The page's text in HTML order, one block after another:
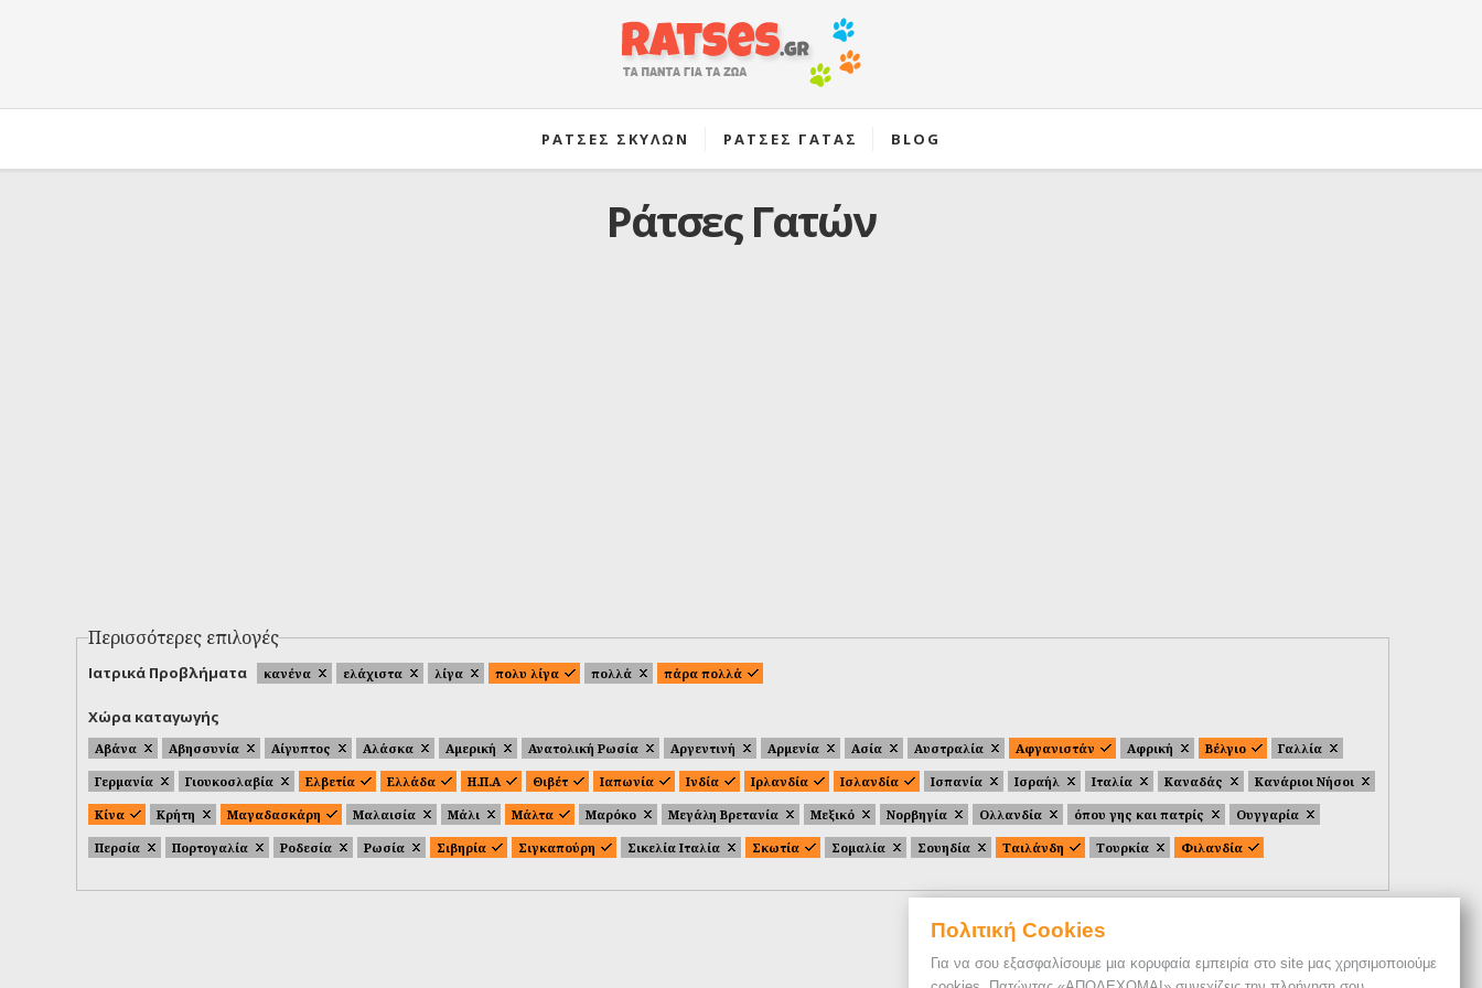
Πολιτική Cookies
Για να σου εξασφαλίσουμε μια κορυφαία εμπειρία στο site μας χρησιμοποιούμε
ΡΑΤΣΕΣ ΣΚΥΛΩΝ ΡΑΤΣΕΣ ΓΑΤΑΣ BLOG
Ράτσες Γατών
Περισσότερες επιλογές
Ιατρικά Προβλήματα κανένα ελάχιστα λίγα πολυ λίγα πολλά πάρα πολλά
Χώρα καταγωγής
Αβάνα Αβησσυνία Αίγυπτος Αλάσκα Αμερική Ανατολική Ρωσία Αργεντινή Αρμενία Ασία Αυστραλία Αφγανιστάν Αφρική Βέλγιο
Γαλλία
Γερμανία
Γιουκοσλαβία Ελβετία Ελλάδα Η.Π.Α Θιβέτ Ιαπωνία Ινδία Ιρλανδία Ισλανδία Ισπανία Ισραήλ Ιταλία Καναδάς
Κανάριοι Νήσοι
Κίνα
Κρήτη Μαγαδασκάρη Μαλαισία Μάλι Μάλτα Μαρόκο Μεγάλη Βρετανία Μεξικό Νορβηγία Ολλανδία όπου γης και πατρίς
Ουγγαρία
Περσία
Πορτογαλία Ροδεσία Ρωσία Σιβηρία Σιγκαπούρη Σικελία Ιταλία Σκωτία Σομαλία Σουηδία Ταιλάνδη Τουρκία Φιλανδία